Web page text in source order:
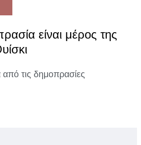
είναι μέρος της
τις δημοπρασίες